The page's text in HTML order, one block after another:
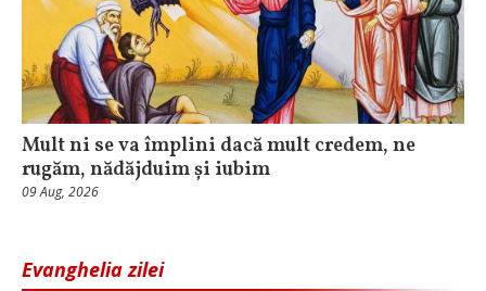
Mult ni se va împlini dacă mult credem, ne
rugăm, nădăjduim și iubim
09 Aug, 2026
Evanghelia zilei